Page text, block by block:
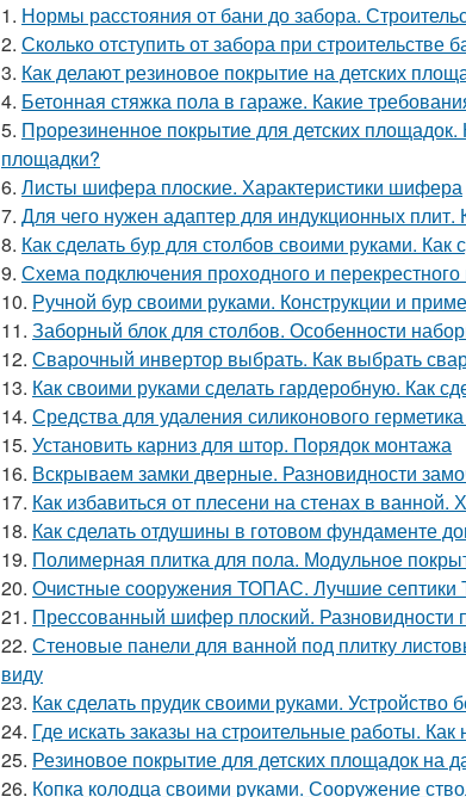
1. Нормы расстояния от бани до забора.
2. Сколько отступить от забора при
3. Как делают резиновое покрытие на детских
4. Бетонная стяжка пола в гараже. Какие
5. Прорезиненное покрытие для детских
площадки?
6. Листы шифера плоские. Характеристики шифера
7. Для чего нужен адаптер для индукционных
8. Как сделать бур для столбов своими руками.
9. Схема подключения проходного и
10. Ручной бур своими руками. Конструкции и
11. Заборный блок для столбов. Особенности
12. Сварочный инвертор выбрать. Как выбрать
13. Как своими руками сделать гардеробную. Как
14. Средства для удаления силиконового
15. Установить карниз для штор. Порядок монтажа
16. Вскрываем замки дверные. Разновидности
17. Как избавиться от плесени на стенах в ванной.
18. Как сделать отдушины в готовом фундаменте
19. Полимерная плитка для пола. Модульное
20. Очистные сооружения ТОПАС. Лучшие септики
21. Прессованный шифер плоский. Разновидности
22. Стеновые панели для ванной под плитку
виду
23. Как сделать прудик своими руками. Устройство
24. Где искать заказы на строительные работы. Как
25. Резиновое покрытие для детских площадок на
26. Копка колодца своими руками. Сооружение